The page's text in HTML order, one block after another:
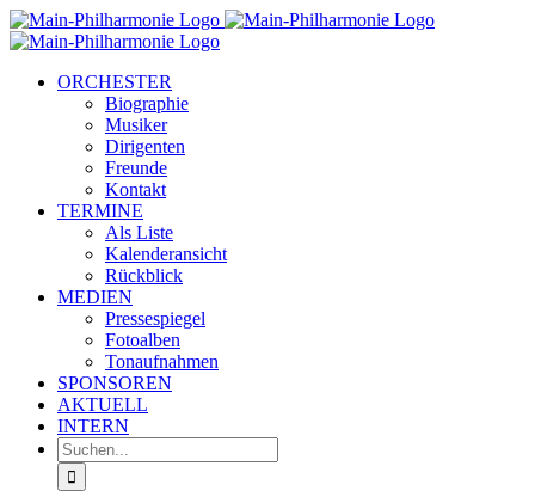
Zum
Inhalt
ORCHESTER
Biographie
Musiker
Dirigenten
Freunde
Kontakt
TERMINE
Als Liste
Kalenderansicht
Rückblick
MEDIEN
Pressespiegel
Fotoalben
Tonaufnahmen
SPONSOREN
AKTUELL
INTERN
Suche
nach: